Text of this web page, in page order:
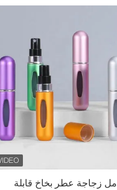
5 مل 8 مل زجاجة عطر بخاخ قابلة